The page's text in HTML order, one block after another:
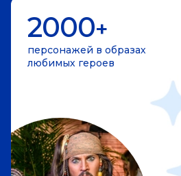
2000+
персонажей в образах
любимых героев